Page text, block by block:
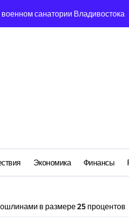
военные изымают спирт
и маркетплейсы «умывают
оборонный завод идёт ко дну
с военной продукцией:
Экономика Финансы
в размере 25 процентов